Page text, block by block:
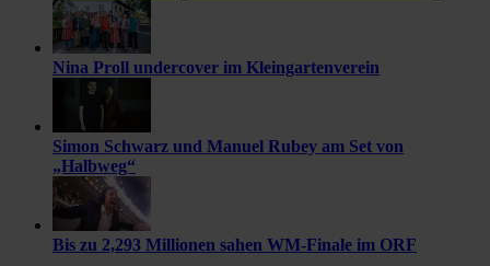
Nina Proll undercover im Kleingartenverein
Simon Schwarz und Manuel Rubey am Set von
„Halbweg“
Bis zu 2,293 Millionen sahen WM-Finale im ORF